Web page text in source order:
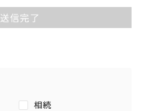
送信完了
相続